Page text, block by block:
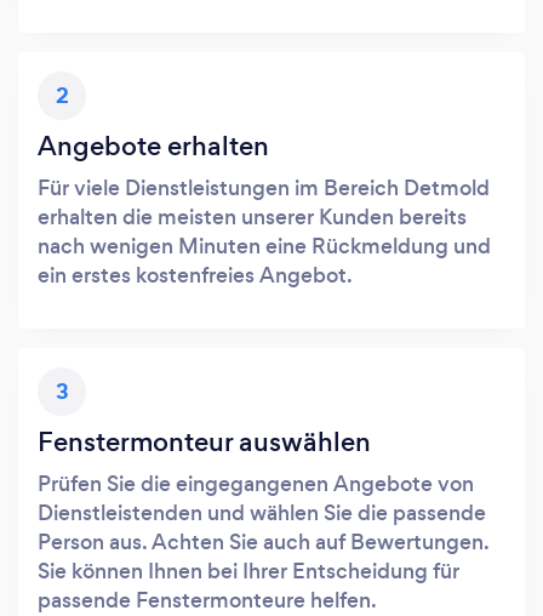
2
Angebote erhalten
Für viele Dienstleistungen im Bereich Detmold
erhalten die meisten unserer Kunden bereits
nach wenigen Minuten eine Rückmeldung und
ein erstes kostenfreies Angebot.
3
Fenstermonteur auswählen
Prüfen Sie die eingegangenen Angebote von
Dienstleistenden und wählen Sie die passende
Person aus. Achten Sie auch auf Bewertungen.
Sie können Ihnen bei Ihrer Entscheidung für
passende Fenstermonteure helfen.